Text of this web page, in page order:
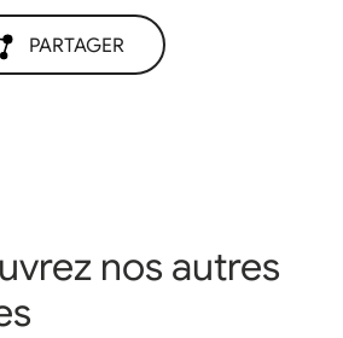
PARTAGER
nos autres